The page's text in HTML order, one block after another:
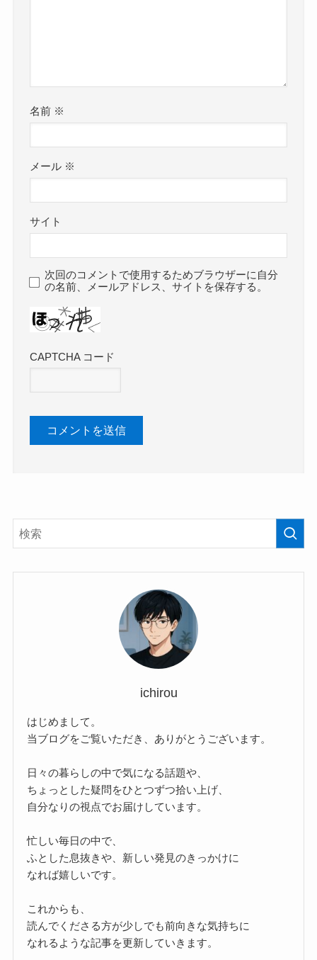
名前 ※
メール ※
サイト
次回のコメントで使用するためブラウザーに自分
の名前、メールアドレス、サイトを保存する。
CAPTCHA コード
ichirou
はじめまして。
当ブログをご覧いただき、ありがとうございます。
日々の暮らしの中で気になる話題や、
ちょっとした疑問をひとつずつ拾い上げ、
自分なりの視点でお届けしています。
忙しい毎日の中で、
ふとした息抜きや、新しい発見のきっかけに
なれば嬉しいです。
これからも、
読んでくださる方が少しでも前向きな気持ちに
なれるような記事を更新していきます。